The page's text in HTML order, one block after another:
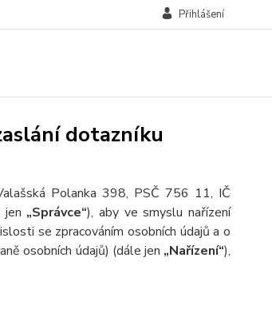
Přihlášení
dotazníku
Polanka 398, PSČ 756 11, IČ
jen „Správce“), aby ve smyslu nařízení
se zpracováním osobních údajů a o
osobních údajů) (dále jen „Nařízení“),